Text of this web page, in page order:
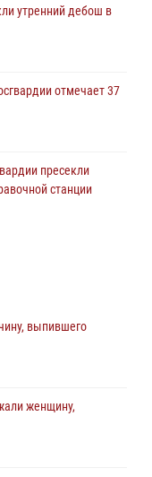
утренний дебош в
отмечает 37
пресекли
станции
оплатившего счет в
прошло пожарно-
выпившего
женщину,